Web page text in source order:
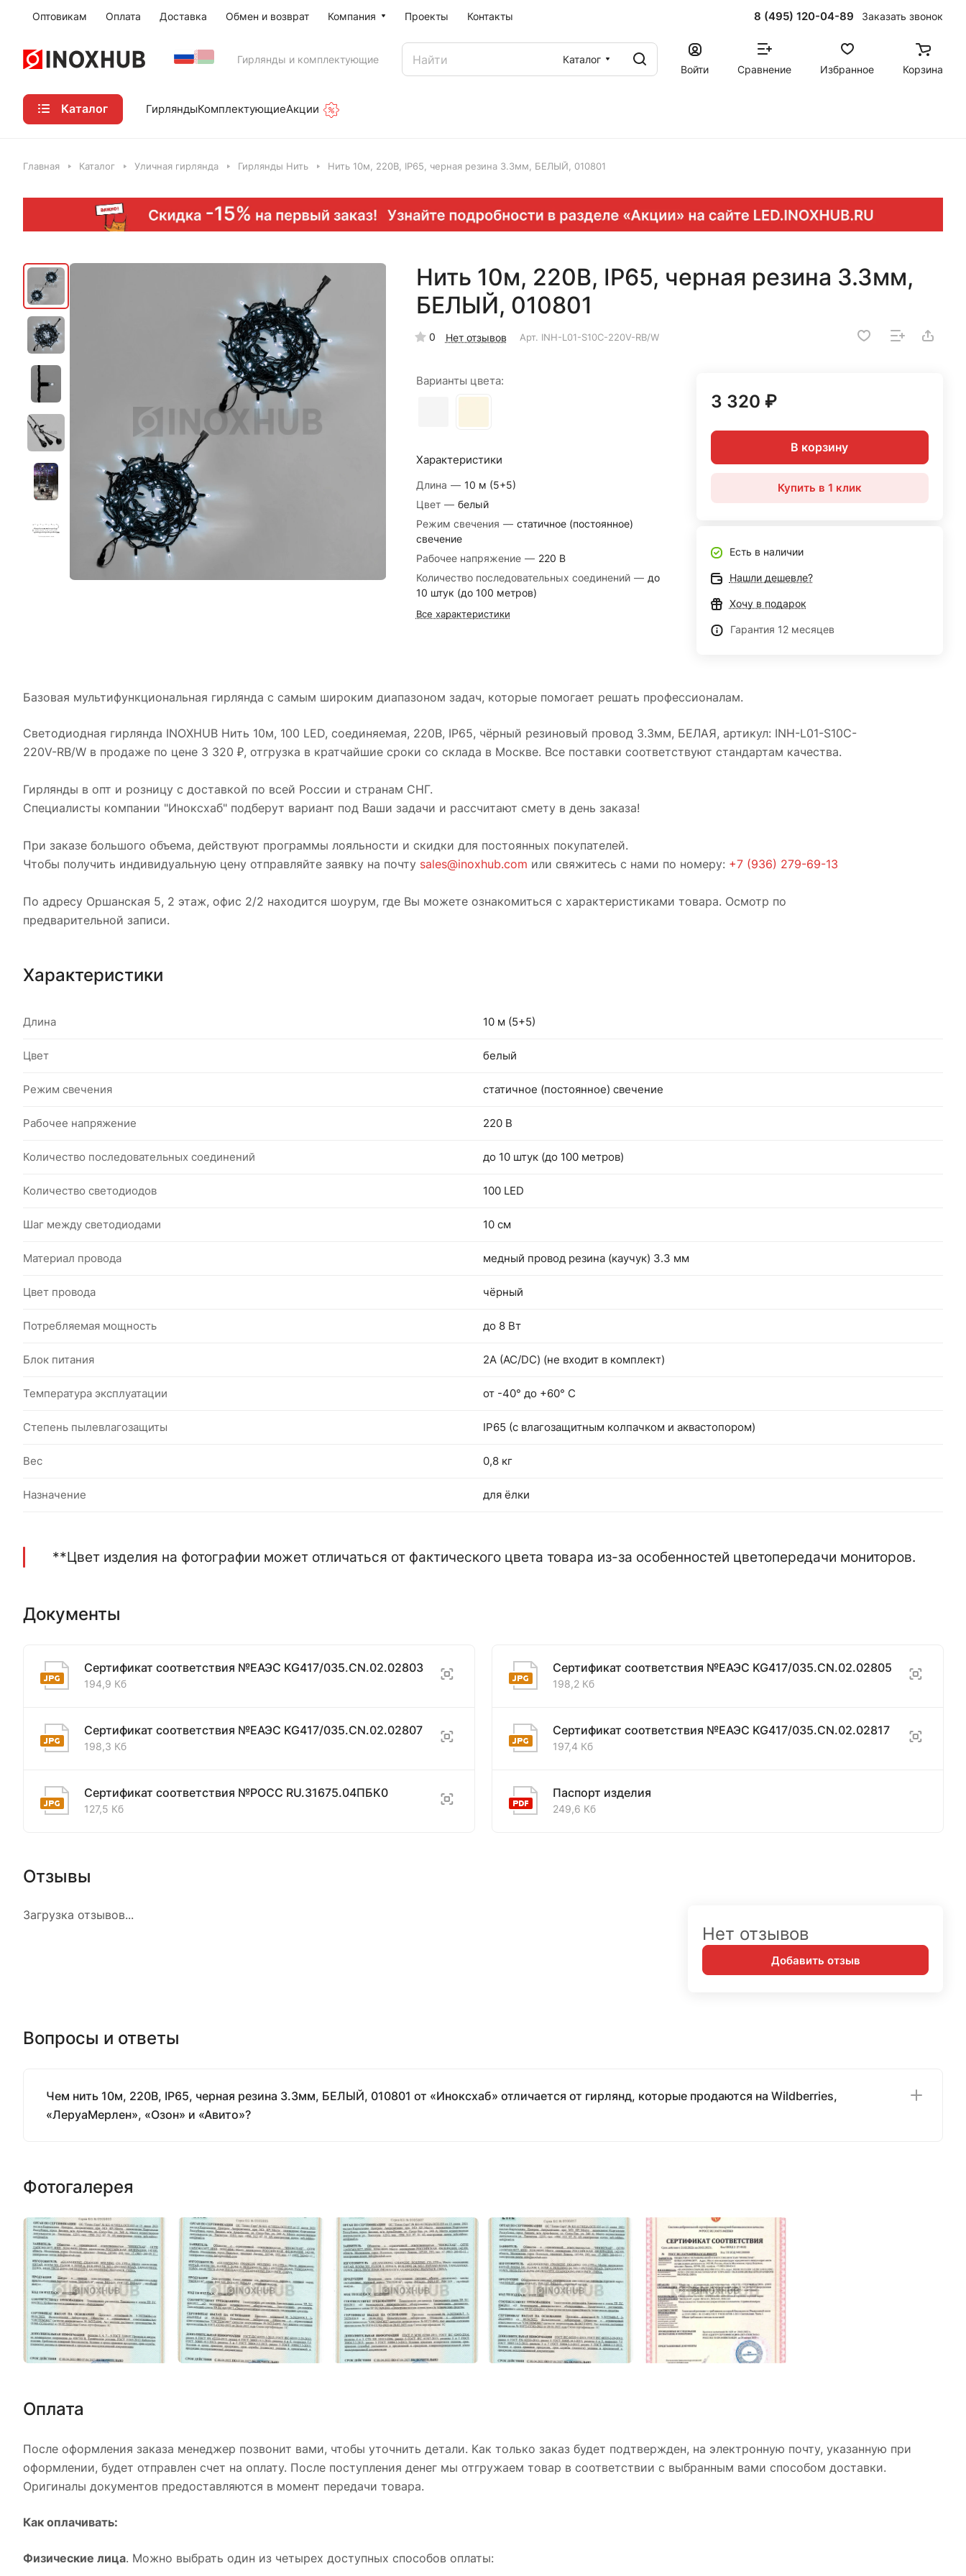
Оптовикам Оплата Доставка Обмен и возврат Компания Проекты Контакты 8 (495) 120-04-89 Заказать звонок
Гирлянды и комплектующие
Каталог
Войти
Сравнение Избранное Корзина
Каталог ГирляндыКомплектующиеАкции
Главная Каталог Уличная гирлянда Гирлянды Нить Нить 10м, 220В, IP65, черная резина 3.3мм, БЕЛЫЙ, 010801
Нить 10м, 220В, IP65, черная резина 3.3мм,
БЕЛЫЙ, 010801
0 Нет отзывов Арт. INH-L01-S10C-220V-RB/W
Варианты цвета:
Характеристики
Длина — 10 м (5+5)
Цвет — белый
Режим свечения — статичное (постоянное)
свечение
Рабочее напряжение — 220 В
Количество последовательных соединений — до
10 штук (до 100 метров)
Все характеристики
3 320 ₽
В корзину
Купить в 1 клик
Есть в наличии
Нашли дешевле?
Хочу в подарок
Гарантия 12 месяцев
Базовая мультифункциональная гирлянда с самым широким диапазоном задач, которые помогает решать профессионалам.
Светодиодная гирлянда INOXHUB Нить 10м, 100 LED, соединяемая, 220В, IP65, чёрный резиновый провод 3.3мм, БЕЛАЯ, артикул: INH-L01-S10C-
220V-RB/W в продаже по цене 3 320 ₽, отгрузка в кратчайшие сроки со склада в Москве. Все поставки соответствуют стандартам качества.
Гирлянды в опт и розницу с доставкой по всей России и странам СНГ.
Специалисты компании "Иноксхаб" подберут вариант под Ваши задачи и рассчитают смету в день заказа!
При заказе большого объема, действуют программы лояльности и скидки для постоянных покупателей.
Чтобы получить индивидуальную цену отправляйте заявку на почту sales@inoxhub.com или свяжитесь с нами по номеру: +7 (936) 279-69-13
По адресу Оршанская 5, 2 этаж, офис 2/2 находится шоурум, где Вы можете ознакомиться с характеристиками товара. Осмотр по
предварительной записи.
Характеристики
Длина 10 м (5+5)
Цвет белый
Режим свечения статичное (постоянное) свечение
Рабочее напряжение 220 В
Количество последовательных соединений до 10 штук (до 100 метров)
Количество светодиодов 100 LED
Шаг между светодиодами 10 см
Материал провода медный провод резина (каучук) 3.3 мм
Цвет провода чёрный
Потребляемая мощность до 8 Вт
Блок питания 2А (АС/DC) (не входит в комплект)
Температура эксплуатации от -40° до +60° С
Степень пылевлагозащиты IP65 (с влагозащитным колпачком и аквастопором)
Вес 0,8 кг
Назначение для ёлки
**Цвет изделия на фотографии может отличаться от фактического цвета товара из-за особенностей цветопередачи мониторов.
Документы
Сертификат соответствия №ЕАЭС KG417/035.CN.02.02803
194,9 Кб
Сертификат соответствия №ЕАЭС KG417/035.CN.02.02805
198,2 Кб
Сертификат соответствия №ЕАЭС KG417/035.CN.02.02807
198,3 Кб
Сертификат соответствия №ЕАЭС KG417/035.CN.02.02817
197,4 Кб
Сертификат соответствия №РОСС RU.31675.04ПБК0
127,5 Кб
Паспорт изделия
249,6 Кб
Отзывы
Загрузка отзывов...
Нет отзывов
Добавить отзыв
Вопросы и ответы
Чем нить 10м, 220В, IP65, черная резина 3.3мм, БЕЛЫЙ, 010801 от «Иноксхаб» отличается от гирлянд, которые продаются на Wildberries,
«ЛеруаМерлен», «Озон» и «Авито»?
Фотогалерея
Оплата
После оформления заказа менеджер позвонит вами, чтобы уточнить детали. Как только заказ будет подтвержден, на электронную почту, указанную при
оформлении, будет отправлен счет на оплату. После поступления денег мы отгружаем товар в соответствии с выбранным вами способом доставки.
Оригиналы документов предоставляются в момент передачи товара.
Как оплачивать:
Физические лица. Можно выбрать один из четырех доступных способов оплаты: